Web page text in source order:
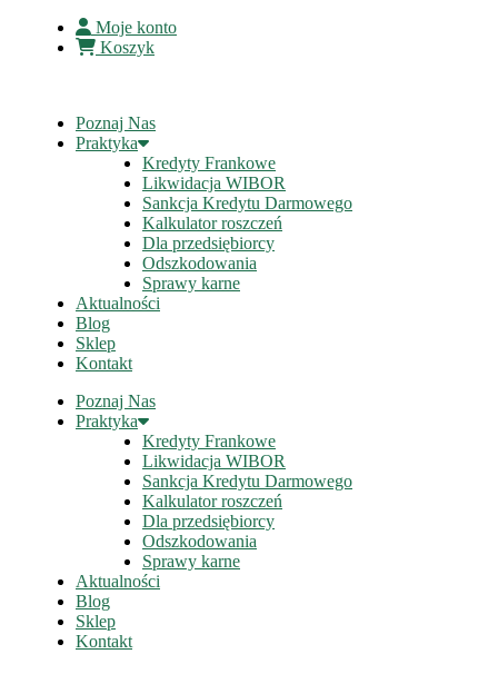
Moje konto
Koszyk
Poznaj Nas
Praktyka
Kredyty Frankowe
Likwidacja WIBOR
Sankcja Kredytu Darmowego
Kalkulator roszczeń
Dla przedsiębiorcy
Odszkodowania
Sprawy karne
Aktualności
Blog
Sklep
Kontakt
Poznaj Nas
Praktyka
Kredyty Frankowe
Likwidacja WIBOR
Sankcja Kredytu Darmowego
Kalkulator roszczeń
Dla przedsiębiorcy
Odszkodowania
Sprawy karne
Aktualności
Blog
Sklep
Kontakt